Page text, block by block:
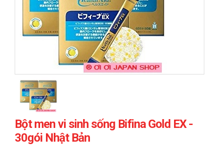
Bột men vi sinh sống Bifina Gold EX -
30gói Nhật Bản